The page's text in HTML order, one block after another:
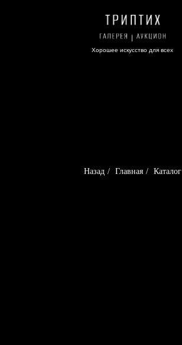
Хорошее искусство для всех
Назад / Главная / Каталог